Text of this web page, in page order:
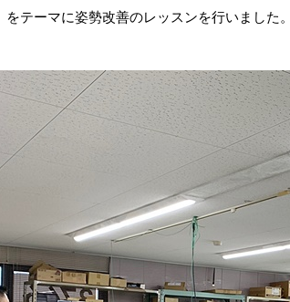
テーマに姿勢改善のレッスンを行いました。